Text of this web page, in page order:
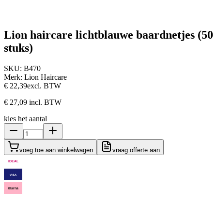
Lion haircare lichtblauwe baardnetjes (50
stuks)
SKU: B470
Merk: Lion Haircare
€ 22,39excl. BTW
€ 27,09 incl. BTW
kies het aantal
voeg toe aan winkelwagen vraag offerte aan
iDEAL
VISA
Klarna